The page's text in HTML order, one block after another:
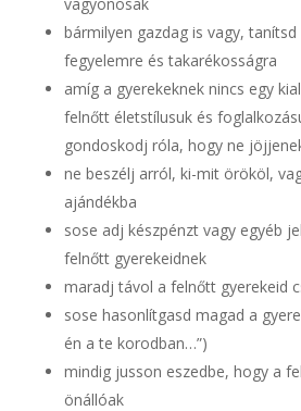
bármilyen gazdag is vagy,
fegyelemre és takarékosságra
amíg a gyerekeknek nincs egy
felnőtt életstílusuk és
gondoskodj róla, hogy ne
ne beszélj arról, ki-mit örököl,
ajándékba
sose adj készpénzt vagy egyéb
felnőtt gyerekeidnek
maradj távol a felnőtt gyerekeid
sose hasonlítgasd magad a
én a te korodban…”)
mindig jusson eszedbe, hogy a
önállóak